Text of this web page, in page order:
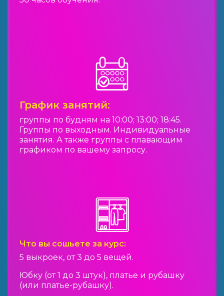
График занятий:
группы по будням на 10:00; 13:00; 18:45.
Группы по выходным. Индивидуальные
занятия. А также группы с плавающим
графиком по вашему запросу.
Что вы сошьете за курс:
5 выкроек, от 3 до 5 вещей.
Юбку (от 1 до 3 штук), платье и рубашку
(или платье-рубашку).